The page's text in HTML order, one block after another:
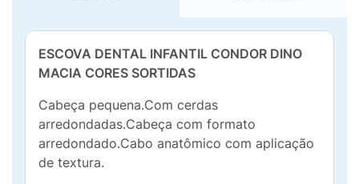
ESCOVA DENTAL INFANTIL CONDOR DINO
MACIA CORES SORTIDAS
Cabeça pequena.Com cerdas
arredondadas.Cabeça com formato
arredondado.Cabo anatômico com aplicação
de textura.